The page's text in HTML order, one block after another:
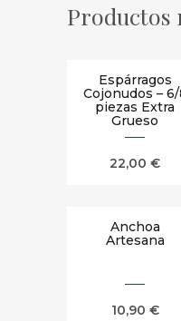
Productos
Espárragos
Cojonudos –
piezas Extra
Grueso
22,00 €
Anchoa
Artesana
10,90 €